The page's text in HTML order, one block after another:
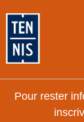
Pour rester